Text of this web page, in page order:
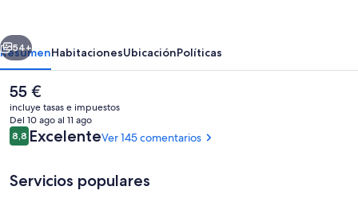
los
Salcedo
Siguiente
54+
ResumenHabitacionesUbicaciónPolíticas
El
precio
actual
es
de
55 €
incluye tasas e impuestos
Del 10 ago al 11 ago
Comentarios
8,88,8 de 10
ExcelenteVer 145 comentarios
Servicios populares